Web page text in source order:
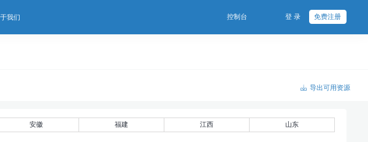
我们 控制台 登 录 免费注册
导出可用资源
安徽 福建 江西
山东